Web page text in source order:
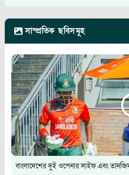
সাম্প্রতিক ছবিসমূহ
বাংলাদেশের দুই ওপেনার সাইফ এবং